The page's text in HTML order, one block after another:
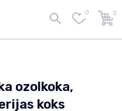
0 0
ozolkoka,
koks